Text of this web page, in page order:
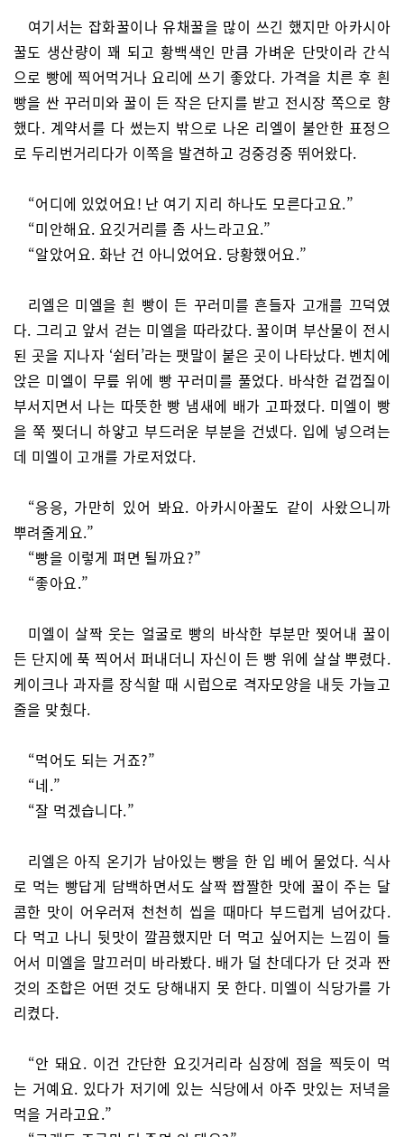
여기서는 잡화꿀이나 유채꿀을 많이 쓰긴 했지만 아카시아
꿀도 생산량이 꽤 되고 황백색인 만큼 가벼운 단맛이라 간식
으로 빵에 찍어먹거나 요리에 쓰기 좋았다. 가격을 치른 후 흰
빵을 싼 꾸러미와 꿀이 든 작은 단지를 받고 전시장 쪽으로 향
했다. 계약서를 다 썼는지 밖으로 나온 리엘이 불안한 표정으
로 두리번거리다가 이쪽을 발견하고 겅중겅중 뛰어왔다.
“어디에 있었어요! 난 여기 지리 하나도 모른다고요.”
“미안해요. 요깃거리를 좀 사느라고요.”
“알았어요. 화난 건 아니었어요. 당황했어요.”
리엘은 미엘을 흰 빵이 든 꾸러미를 흔들자 고개를 끄덕였
다. 그리고 앞서 걷는 미엘을 따라갔다. 꿀이며 부산물이 전시
된 곳을 지나자 ‘쉼터’라는 팻말이 붙은 곳이 나타났다. 벤치에
앉은 미엘이 무릎 위에 빵 꾸러미를 풀었다. 바삭한 겉껍질이
부서지면서 나는 따뜻한 빵 냄새에 배가 고파졌다. 미엘이 빵
을 쭉 찢더니 하얗고 부드러운 부분을 건넸다. 입에 넣으려는
데 미엘이 고개를 가로저었다.
“응응, 가만히 있어 봐요. 아카시아꿀도 같이 사왔으니까
뿌려줄게요.”
“빵을 이렇게 펴면 될까요?”
“좋아요.”
미엘이 살짝 웃는 얼굴로 빵의 바삭한 부분만 찢어내 꿀이
든 단지에 푹 찍어서 퍼내더니 자신이 든 빵 위에 살살 뿌렸다.
케이크나 과자를 장식할 때 시럽으로 격자모양을 내듯 가늘고
줄을 맞췄다.
“먹어도 되는 거죠?”
“네.”
“잘 먹겠습니다.”
리엘은 아직 온기가 남아있는 빵을 한 입 베어 물었다. 식사
로 먹는 빵답게 담백하면서도 살짝 짭짤한 맛에 꿀이 주는 달
콤한 맛이 어우러져 천천히 씹을 때마다 부드럽게 넘어갔다.
다 먹고 나니 뒷맛이 깔끔했지만 더 먹고 싶어지는 느낌이 들
어서 미엘을 말끄러미 바라봤다. 배가 덜 찬데다가 단 것과 짠
것의 조합은 어떤 것도 당해내지 못 한다. 미엘이 식당가를 가
리켰다.
“안 돼요. 이건 간단한 요깃거리라 심장에 점을 찍듯이 먹
는 거예요. 있다가 저기에 있는 식당에서 아주 맛있는 저녁을
먹을 거라고요.”